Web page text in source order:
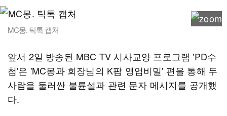
MC몽. 틱톡 캡처
앞서 2일 방송된 MBC TV 시사교양 프로그램 'PD수
첩'은 'MC몽과 회장님의 K팝 영업비밀' 편을 통해 두
사람을 둘러싼 불륜설과 관련 문자 메시지를 공개했
다.